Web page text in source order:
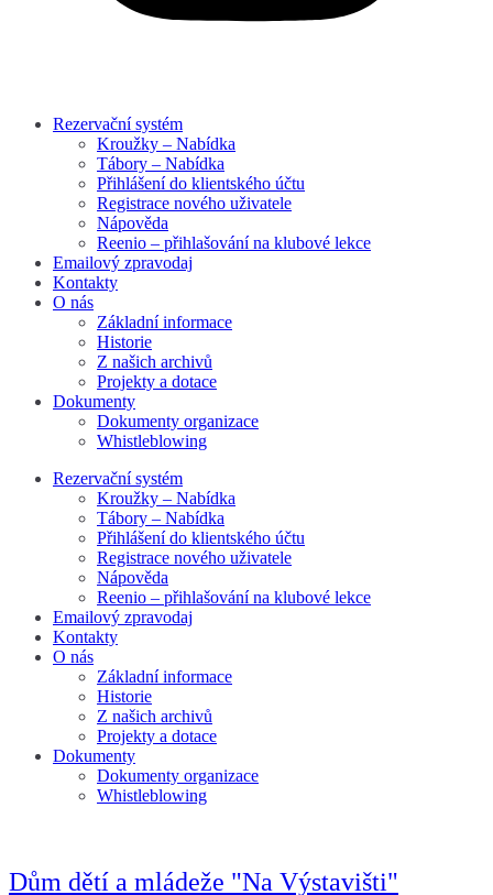
Rezervační systém
Kroužky – Nabídka
Tábory – Nabídka
Přihlášení do klientského účtu
Registrace nového uživatele
Nápověda
Reenio – přihlašování na klubové lekce
Emailový zpravodaj
Kontakty
O nás
Základní informace
Historie
Z našich archivů
Projekty a dotace
Dokumenty
Dokumenty organizace
Whistleblowing
Rezervační systém
Kroužky – Nabídka
Tábory – Nabídka
Přihlášení do klientského účtu
Registrace nového uživatele
Nápověda
Reenio – přihlašování na klubové lekce
Emailový zpravodaj
Kontakty
O nás
Základní informace
Historie
Z našich archivů
Projekty a dotace
Dokumenty
Dokumenty organizace
Whistleblowing
Dům dětí a mládeže "Na Výstavišti"